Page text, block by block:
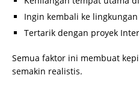
Ingin kembali ke lingkungan
Tertarik dengan proyek
Semua faktor ini membuat
semakin realistis.